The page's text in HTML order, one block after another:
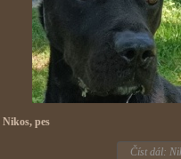
Nikos, pes
Číst dál: